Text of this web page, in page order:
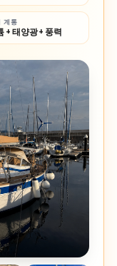
계통
+ 태양광 + 풍력